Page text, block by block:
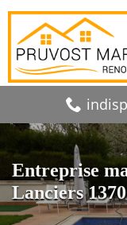
Entreprise
Lanciers